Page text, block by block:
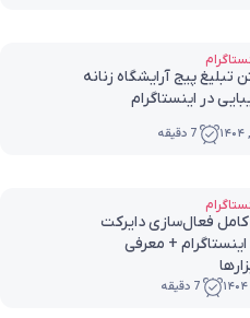
تبلیغ پیج آرایشگاه زنانه
در اینستاگرام
7 دقیقه
فعال‌سازی دایرکت
+ معرفی
7 دقیقه